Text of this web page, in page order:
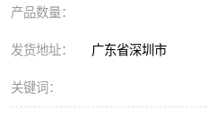
产品数量：
发货地址： 广东省深圳市
关键词：